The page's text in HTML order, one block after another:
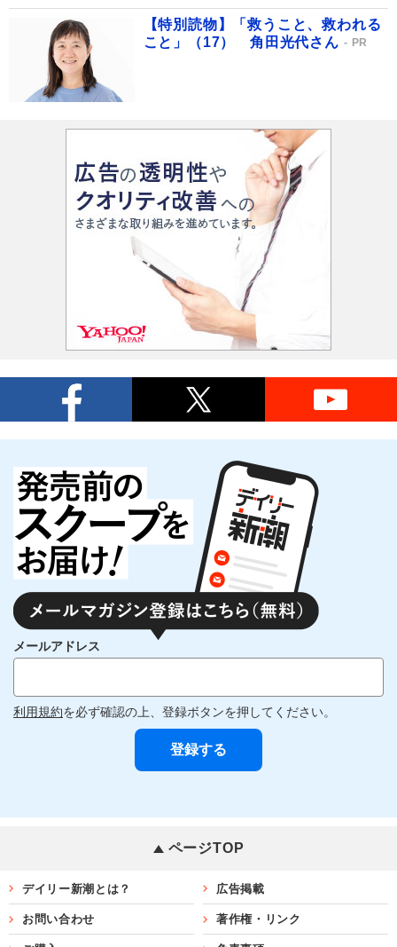
【特別読物】「救うこと、救われる
こと」（17） 角田光代さん
PR
メールアドレス
利用規約を必ず確認の上、登録ボタンを押してください。
ページTOP
デイリー新潮とは？ 広告掲載
お問い合わせ 著作権・リンク